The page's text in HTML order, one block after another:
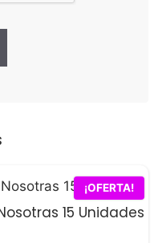
¡OFERTA!
15 Unidades